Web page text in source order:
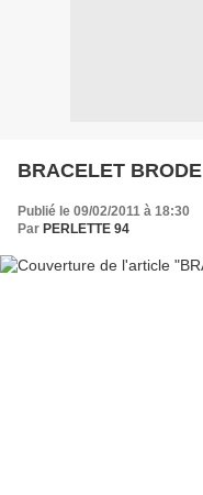
BRACELET BRODE
Publié le 09/02/2011 à 18:30
Par PERLETTE 94